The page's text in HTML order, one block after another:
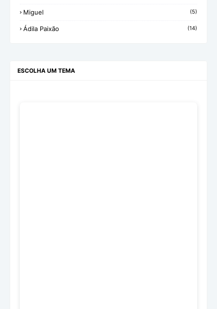
Miguel (5)
Ádila Paixão (14)
ESCOLHA UM TEMA